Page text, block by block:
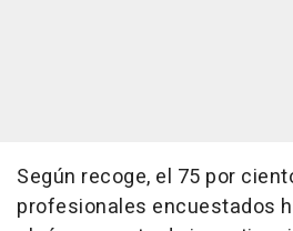
Según recoge, el 75 por
profesionales encuestados